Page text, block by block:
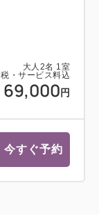
大人 2名 1 室
税・サービス料込
69,000 円
今すぐ予約